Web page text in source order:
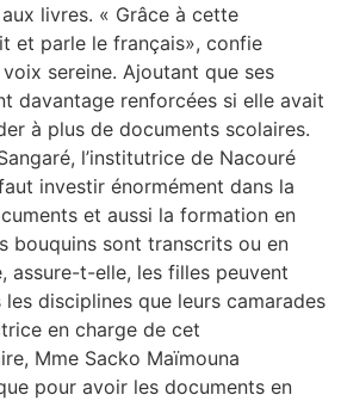
livres. « Grâce à cette
et parle le français», confie
voix sereine. Ajoutant que ses
davantage renforcées si elle avait
à plus de documents scolaires.
l’institutrice de Nacouré
investir énormément dans la
et aussi la formation en
bouquins sont transcrits ou en
assure-t-elle, les filles peuvent
disciplines que leurs camarades
en charge de cet
Mme Sacko Maïmouna
pour avoir les documents en